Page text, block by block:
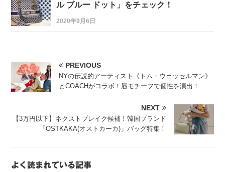
ル ブルー ドット」をチェック！
2020年9月6日
PREVIOUS
NYの伝説的アーティスト《トム・ウェッセルマン》
とCOACHがコラボ！唇モチーフで個性を演出！
NEXT
【3万円以下】ネクストブレイク候補！韓国ブランド
「OSTKAKA(オストカーカ)」バッグ特集！
よく読まれている記事